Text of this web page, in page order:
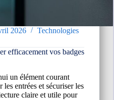
2026 Technologies
efficacement vos badges
un élément courant
les entrées et sécuriser les
claire et utile pour